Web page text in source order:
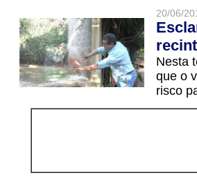
20/06/
Nesta
que o
risco